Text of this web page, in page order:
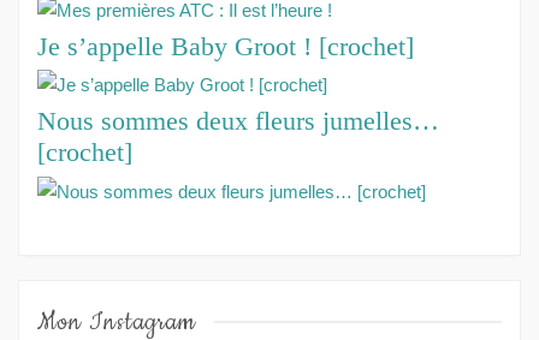
Je s’appelle Baby Groot ! [crochet]
Nous sommes deux fleurs jumelles…
[crochet]
Mon Instagram